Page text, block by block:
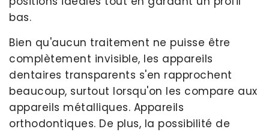
bas.
Bien qu'aucun traitement ne puisse être
complètement invisible, les appareils
dentaires transparents s'en rapprochent
beaucoup, surtout lorsqu'on les compare aux
appareils métalliques. Appareils
orthodontiques. De plus, la possibilité de